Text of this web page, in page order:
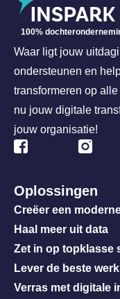
100%
Waar ligt jouw
ondersteunen en
transformeren op
nu jouw digitale
jouw organisatie!
Oplossingen
Creëer een
Haal meer uit data
Zet in op topklasse
Lever de beste
Verras met digitale